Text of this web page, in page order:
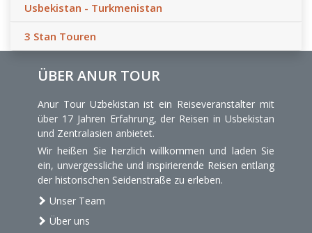
Usbekistan - Turkmenistan
3 Stan Touren
ÜBER ANUR TOUR
Anur Tour Uzbekistan ist ein Reiseveranstalter mit
über 17 Jahren Erfahrung, der Reisen in Usbekistan
und Zentralasien anbietet.
Wir heißen Sie herzlich willkommen und laden Sie
ein, unvergessliche und inspirierende Reisen entlang
der historischen Seidenstraße zu erleben.
Unser Team
Über uns